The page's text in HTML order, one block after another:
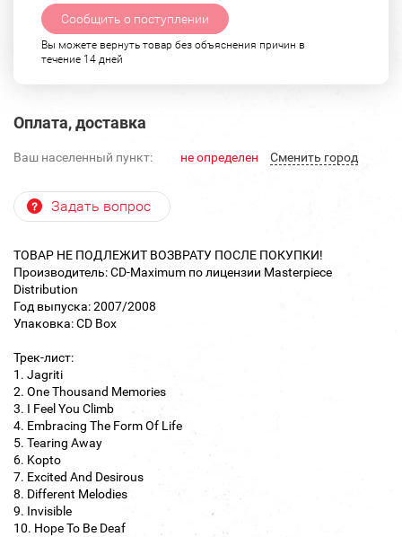
Сообщить о поступлении
Вы можете вернуть товар без объяснения причин в
течение 14 дней
Оплата, доставка
Ваш населенный пункт: не определен Cменить город
Задать вопрос
ТОВАР НЕ ПОДЛЕЖИТ ВОЗВРАТУ ПОСЛЕ ПОКУПКИ!
Производитель: CD-Maximum по лицензии Masterpiece
Distribution
Год выпуска: 2007/2008
Упаковка: CD Box
Трек-лист:
1. Jagriti
2. One Thousand Memories
3. I Feel You Climb
4. Embracing The Form Of Life
5. Tearing Away
6. Kopto
7. Excited And Desirous
8. Different Melodies
9. Invisible
10. Hope To Be Deaf